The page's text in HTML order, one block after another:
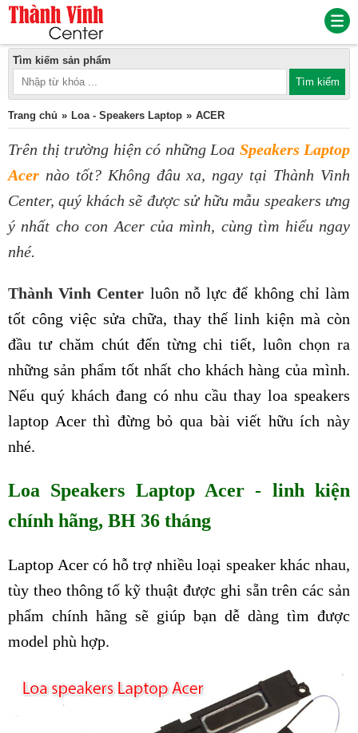
Tìm kiếm sản phẩm
Trang chủ Loa - Speakers Laptop ACER
Trên thị trường hiện có những Loa Speakers Laptop
Acer nào tốt? Không đâu xa, ngay tại Thành Vinh
Center, quý khách sẽ được sử hữu mẫu speakers ưng
ý nhất cho con Acer của mình, cùng tìm hiểu ngay
nhé.
Thành Vinh Center luôn nỗ lực để không chỉ làm
tốt công việc sửa chữa, thay thế linh kiện mà còn
đầu tư chăm chút đến từng chi tiết, luôn chọn ra
những sản phẩm tốt nhất cho khách hàng của mình.
Nếu quý khách đang có nhu cầu thay loa speakers
laptop Acer thì đừng bỏ qua bài viết hữu ích này
nhé.
Loa Speakers Laptop Acer - linh kiện
chính hãng, BH 36 tháng
Laptop Acer có hỗ trợ nhiều loại speaker khác nhau,
tùy theo thông tố kỹ thuật được ghi sẵn trên các sản
phẩm chính hãng sẽ giúp bạn dễ dàng tìm được
model phù hợp.